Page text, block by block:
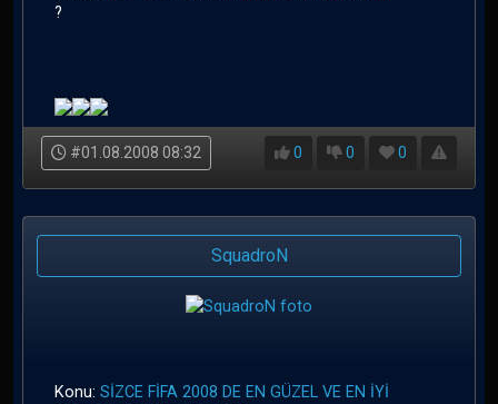
?
#01.08.2008 08:32 0 0 0
SquadroN
Konu: SİZCE FİFA 2008 DE EN GÜZEL VE EN İYİ